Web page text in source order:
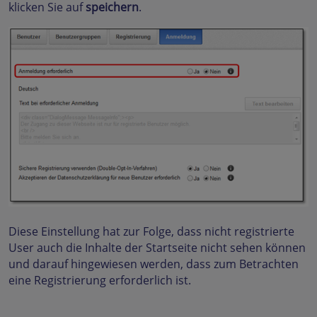
klicken Sie aufspeichern.
Diese Einstellung hat zur Folge, dass nicht registrierte
User auch die Inhalte der Startseite nicht sehen können
und darauf hingewiesen werden, dass zum Betrachten
eine Registrierung erforderlich ist.